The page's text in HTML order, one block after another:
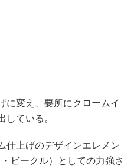
変え、要所にクロームイ
ている。
仕上げのデザインエレメン
ビークル）としての力強さ